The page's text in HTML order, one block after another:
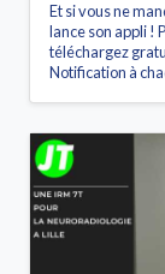
Et si vous ne
lance son appli !
téléchargez
Notification à